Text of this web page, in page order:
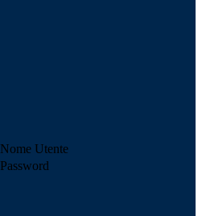
Nome Utente
Password